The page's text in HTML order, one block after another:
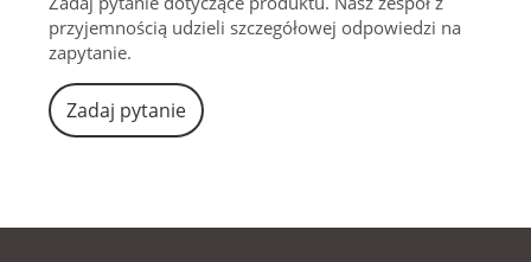
przyjemnością udzieli szczegółowej odpowiedzi na
zapytanie.
Zadaj pytanie